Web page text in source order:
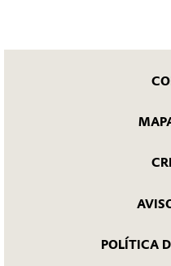
POLÍTICA